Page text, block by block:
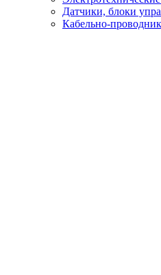
Датчики, блоки
Кабельно-